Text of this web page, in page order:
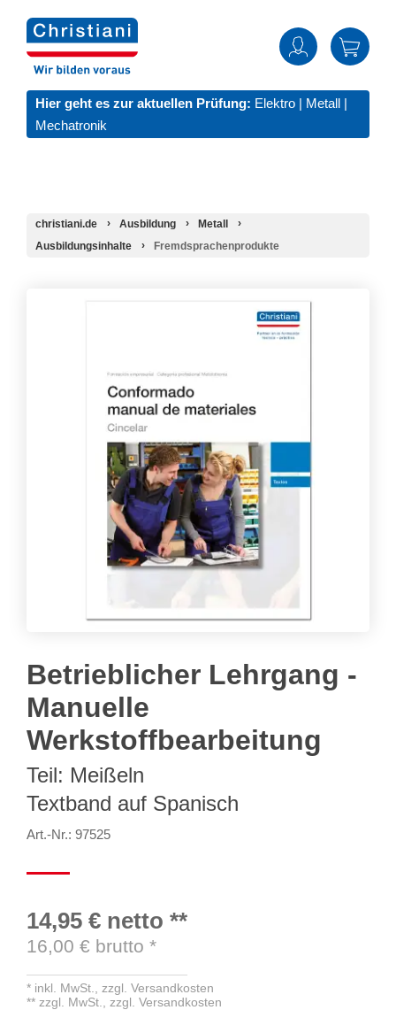
Hier geht es zur aktuellen Prüfung: Elektro | Metall |
Mechatronik
christiani.de Ausbildung
Metall
Ausbildungsinhalte
Fremdsprachenprodukte
Betrieblicher Lehrgang -
Manuelle
Werkstoffbearbeitung
Teil: Meißeln
Textband auf Spanisch
Art.-Nr.: 97525
14,95 € netto **
16,00 € brutto *
* inkl. MwSt., zzgl. Versandkosten
** zzgl. MwSt., zzgl. Versandkosten